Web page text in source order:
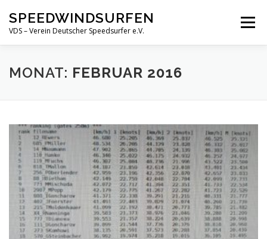
Inhalt
springen
SPEEDWINDSURFEN
VDS – Verein Deutscher Speedsurfer e.V.
Menü
ÜBER UNS GALERIE VERANSTALTUNGEN
MONAT: FEBRUAR 2016